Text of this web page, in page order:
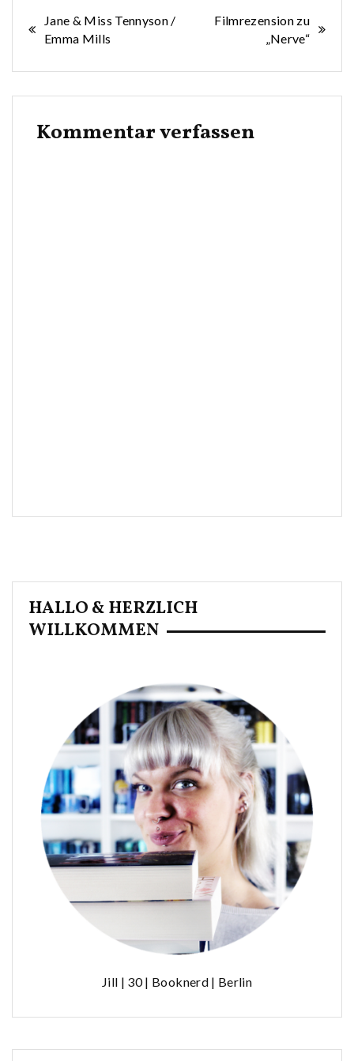
Beitragsnavigation
Jane & Miss Tennyson /
Emma Mills
Filmrezension zu
„Nerve“
Kommentar verfassen
HALLO & HERZLICH
WILLKOMMEN
Jill | 30 | Booknerd | Berlin